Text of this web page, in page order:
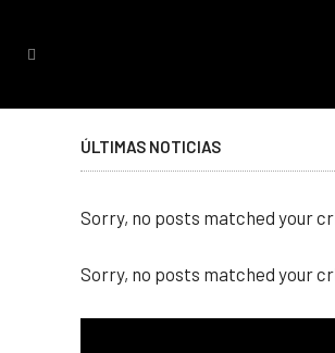
ÚLTIMAS NOTICIAS
Sorry, no posts matched your
Sorry, no posts matched your